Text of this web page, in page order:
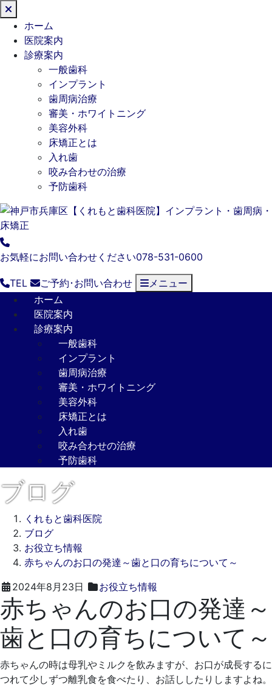
じ
る
ホーム
医院案内
診療案内
一般歯科
インプラント
歯周病治療
審美・ホワイトニング
美容外科
床矯正とは
入れ歯
咬み合わせの治療
予防歯科
お気軽にお問い合わせください078-531-0600
TEL ご予約･ お問い合わせ
メニュー
ホーム
医院案内
診療案内
一般歯科
インプラント
歯周病治療
審美・ホワイトニング
美容外科
床矯正とは
入れ歯
咬み合わせの治療
予防歯科
ブログ
くれもと歯科医院
ブログ
お役立ち情報
赤ちゃんのお口の発達～歯と口の育ちについて～
2024年8月23日
お役立ち情報
年
7
月
29
日
れ
も
と
歯
科
医
院
赤ちゃんのお口の発達～
歯と口の育ちについて～
赤ちゃんの時は母乳やミルクを飲みますが、お口が成長するに
つれて少しずつ離乳食を食べたり、お話ししたりしますよね。